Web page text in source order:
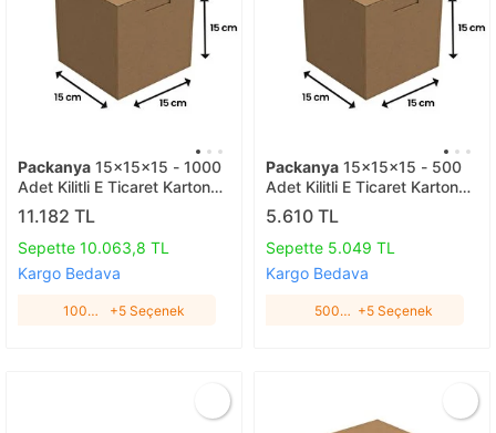
Packanya 15x15x15 - 1000
Adet Kilitli E Ticaret Karton
Kargo Kutusu 1000 Adet
11.182 TL
Sepette 10.063,8 TL
Kargo Bedava
1000
+5 Seçenek
Packanya 15x15x15 - 500
Adet Kilitli E Ticaret Karton
Kargo Kutusu 500 Adet
5.610 TL
Sepette 5.049 TL
Kargo Bedava
500
+5 Seçenek